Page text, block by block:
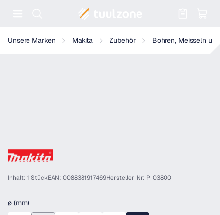
Unsere Marken Makita Zubehör Bohren, Meisseln
Makita HM Bohrkrone, Ø 80mm - 8 Zähne - SDS-MAX - P-03800
Inhalt: 1 StückEAN: 0088381917469Hersteller-Nr: P-03800
ø (mm)auswählen